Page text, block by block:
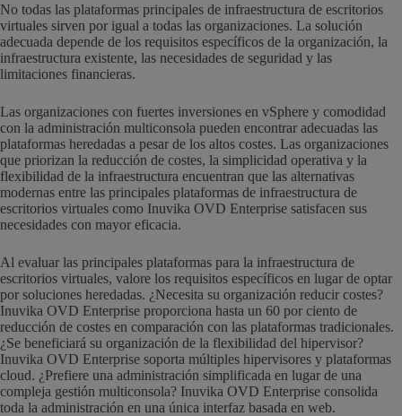
No todas las plataformas principales de infraestructura de escritorios
virtuales sirven por igual a todas las organizaciones. La solución
adecuada depende de los requisitos específicos de la organización, la
infraestructura existente, las necesidades de seguridad y las
limitaciones financieras.
Las organizaciones con fuertes inversiones en vSphere y comodidad
con la administración multiconsola pueden encontrar adecuadas las
plataformas heredadas a pesar de los altos costes. Las organizaciones
que priorizan la reducción de costes, la simplicidad operativa y la
flexibilidad de la infraestructura encuentran que las alternativas
modernas entre las principales plataformas de infraestructura de
escritorios virtuales como Inuvika OVD Enterprise satisfacen sus
necesidades con mayor eficacia.
Al evaluar las principales plataformas para la infraestructura de
escritorios virtuales, valore los requisitos específicos en lugar de optar
por soluciones heredadas. ¿Necesita su organización reducir costes?
Inuvika OVD Enterprise proporciona hasta un 60 por ciento de
reducción de costes en comparación con las plataformas tradicionales.
¿Se beneficiará su organización de la flexibilidad del hipervisor?
Inuvika OVD Enterprise soporta múltiples hipervisores y plataformas
cloud. ¿Prefiere una administración simplificada en lugar de una
compleja gestión multiconsola? Inuvika OVD Enterprise consolida
toda la administración en una única interfaz basada en web.